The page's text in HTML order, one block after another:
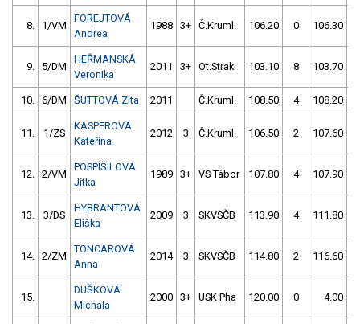
8. 1/VM
FOREJTOVÁ
Andrea
1988 3+ Č.Kruml. 106.20 0 106.30
9. 5/DM
HEŘMANSKÁ
Veronika
2011 3+ Ot.Strak 103.10 8 103.70
10. 6/DM ŠUTTOVÁ Zita 2011 Č.Kruml. 108.50 4 108.20
11. 1/ZS
KASPEROVÁ
Kateřina
2012 3 Č.Kruml. 106.50 2 107.60
12. 2/VM
POSPÍŠILOVÁ
Jitka
1989 3+ VS Tábor 107.80 4 107.90
13. 3/DS
HYBRANTOVÁ
Eliška
2009 3 SKVSČB 113.90 4 111.80
14. 2/ZM
TONCAROVÁ
Anna
2014 3 SKVSČB 114.80 2 116.60
15.
DUŠKOVÁ
Michala
2000 3+ USK Pha 120.00 0 4.00